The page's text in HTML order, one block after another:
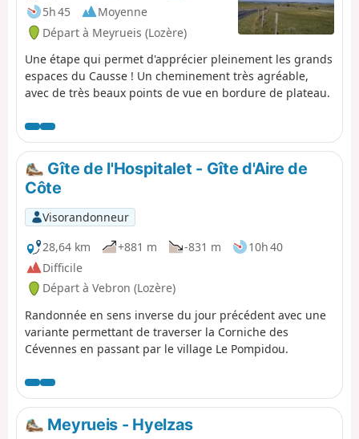
5h 45
Moyenne
Départ à Meyrueis (Lozère)
Une étape qui permet d'apprécier pleinement les grands
espaces du Causse ! Un cheminement très agréable,
avec de très beaux points de vue en bordure de plateau.
Gîte de l'Hospitalet - Gîte d'Aire de
Côte
Visorandonneur
28,64 km
+881 m -831 m
10h 40
Difficile
Départ à Vebron (Lozère)
Randonnée en sens inverse du jour précédent avec une
variante permettant de traverser la Corniche des
Cévennes en passant par le village Le Pompidou.
Meyrueis - Hyelzas